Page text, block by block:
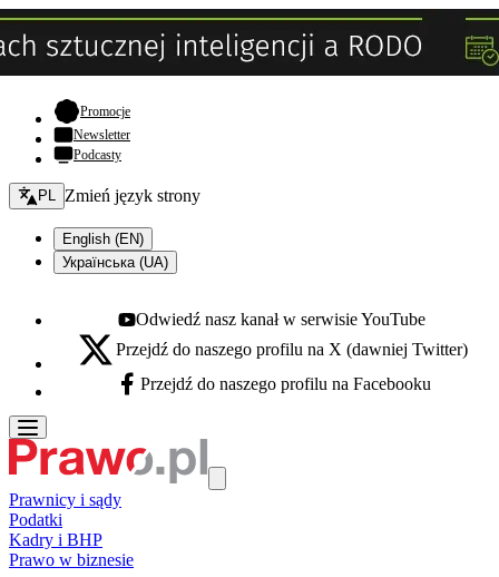
Promocje- otwiera się w nowej karcie
Newsletter
Podcasty
Zmień język - bieżący:
PL Zmień język strony
English (EN)
Українська (UA)
Youtube - otwiera się w nowej karcie
Odwiedź nasz kanał w serwisie YouTube
X - otwiera się w nowej karcie
Przejdź do naszego profilu na X (dawniej Twitter)
Facebook - otwiera się w nowej karcie
Przejdź do naszego profilu na Facebooku
Prawnicy i sądy
Podatki
Kadry i BHP
Prawo w biznesie